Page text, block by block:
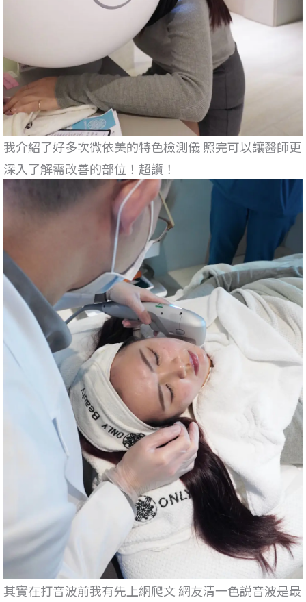
我介紹了好多次微依美的特色檢測儀 照完可以讓醫師更
深入了解需改善的部位！超讚！
其實在打音波前我有先上網爬文 網友清一色説音波是最